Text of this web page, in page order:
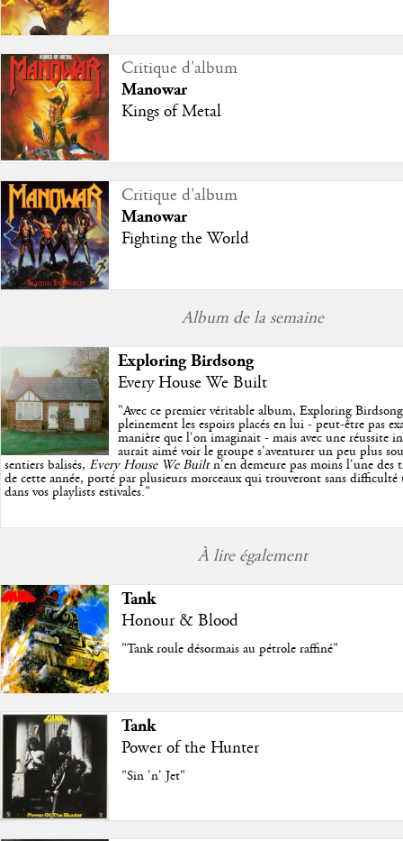
Critique d'album
Manowar
Kings of Metal
Critique d'album
Manowar
Fighting the World
Album de la semaine
Exploring Birdsong
Every House We Built
"Avec ce premier véritable album, Exploring
pleinement les espoirs placés en lui - peut-être pas
manière que l'on imaginait - mais avec une réussite
aurait aimé voir le groupe s'aventurer un peu plus
sentiers balisés, Every House We Builtn'en demeure pas moins l'une des
de cette année, porté par plusieurs morceaux qui trouveront sans difficulté
dans vos playlists estivales."
À lire également
Tank
Honour & Blood
"Tank roule désormais au pétrole raffiné"
Tank
Power of the Hunter
"Sin 'n' Jet"